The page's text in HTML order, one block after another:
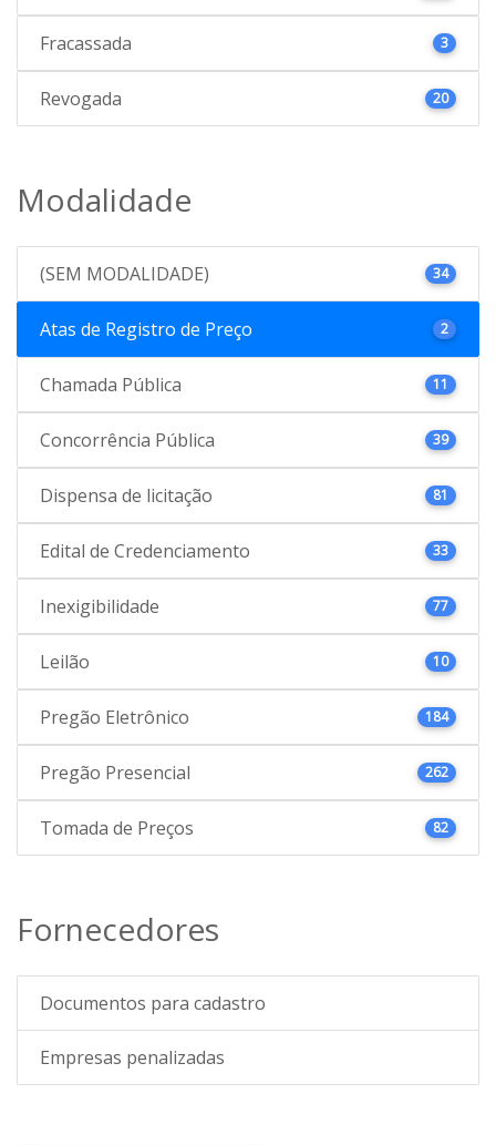
Fracassada 3
Revogada 20
Modalidade
(SEM MODALIDADE) 34
Atas de Registro de Preço 2
Chamada Pública 11
Concorrência Pública 39
Dispensa de licitação 81
Edital de Credenciamento 33
Inexigibilidade 77
Leilão 10
Pregão Eletrônico 184
Pregão Presencial 262
Tomada de Preços 82
Fornecedores
Documentos para cadastro
Empresas penalizadas